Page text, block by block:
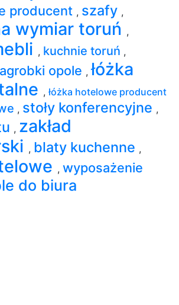
producent , szafy ,
wymiar toruń ,
, kuchnie toruń ,
opole ,łóżka
, łóżka hotelowe producent
, stoły konferencyjne ,
, zakład
, blaty kuchenne ,
, wyposażenie
do biura